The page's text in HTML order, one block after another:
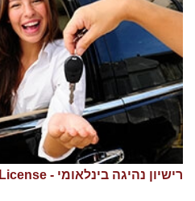
רישיון נהיגה בינלאומי - International Driving License